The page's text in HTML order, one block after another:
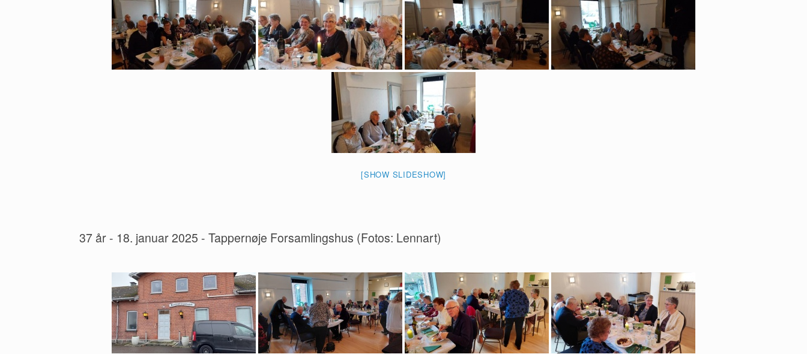
[SHOW SLIDESHOW]
37 år - 18. januar 2025 - Tappernøje Forsamlingshus (Fotos: Lennart)